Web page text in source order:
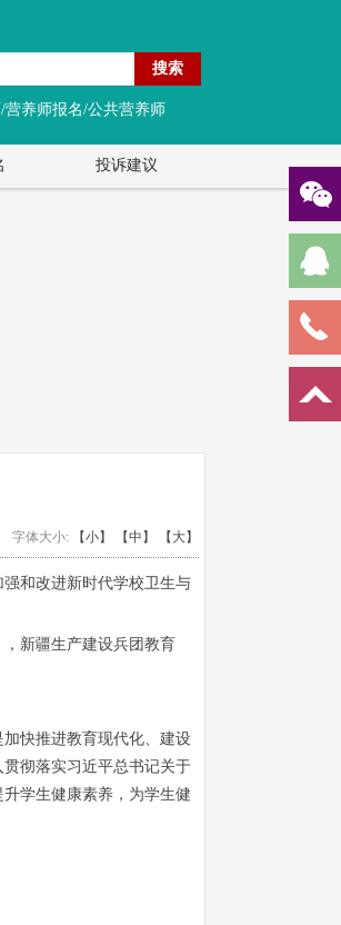
搜索
投诉建议
营养师报名/公共营养师
字体大小: 【小】 【中】 【大】
和改进新时代学校卫生与
新疆生产建设兵团教育
快推进教育现代化、建设
彻落实习近平总书记关于
学生健康素养，为学生健